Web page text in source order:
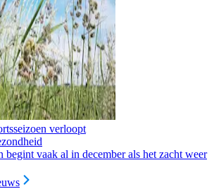
verloopt
begint vaak al in december als het zacht weer